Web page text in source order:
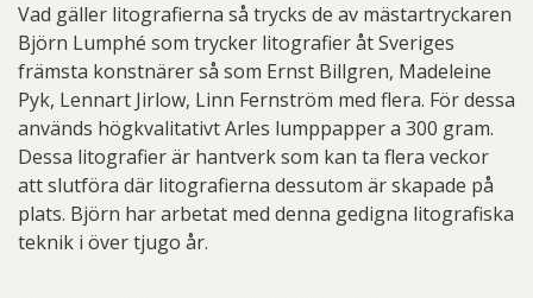
Vad gäller litografierna så trycks de av mästartryckaren
Björn Lumphé som trycker litografier åt Sveriges
främsta konstnärer så som Ernst Billgren, Madeleine
Pyk, Lennart Jirlow, Linn Fernström med flera. För dessa
används högkvalitativt Arles lumppapper a 300 gram.
Dessa litografier är hantverk som kan ta flera veckor
att slutföra där litografierna dessutom är skapade på
plats. Björn har arbetat med denna gedigna litografiska
teknik i över tjugo år.